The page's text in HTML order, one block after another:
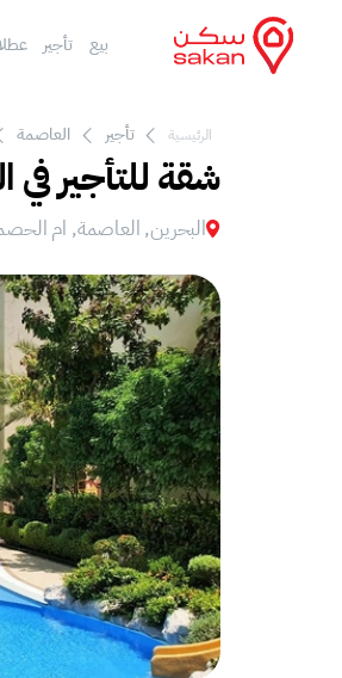
بيع تأجير
الرئيسية تأجير العاصمة
شقة للتأجير
البحرين, العاصمة, ام